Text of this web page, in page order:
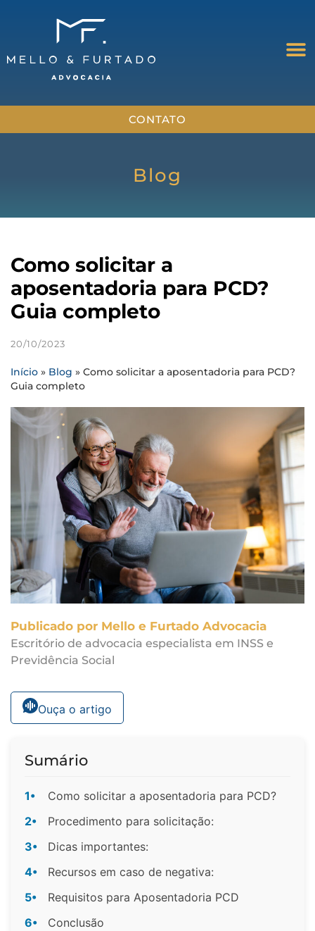
CONTATO
Blog
Como solicitar a
aposentadoria para PCD?
Guia completo
20/10/2023
Início » Blog » Como solicitar a aposentadoria para PCD?
Guia completo
Publicado por Mello e Furtado Advocacia
Escritório de advocacia especialista em INSS e
Previdência Social
Ouça o artigo
Sumário
1•
Como solicitar a aposentadoria para PCD?
2•
Procedimento para solicitação:
3•
Dicas importantes:
4•
Recursos em caso de negativa:
5•
Requisitos para Aposentadoria PCD
6•
Conclusão